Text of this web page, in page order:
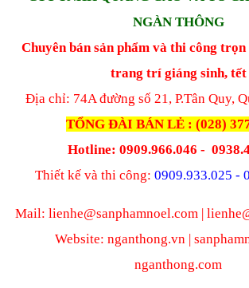
NGÀN THÔNG
Chuyên bán sản phẩm và thi công
trang trí giáng sinh, tết
Địa chỉ: 74A đường số 21, P.Tân Quy,
TỔNG ĐÀI BÁN LẺ : (028)
Hotline: 0909.966.046 -
Thiết kế và thi công: 0909.933.025 -
Mail: lienhe@sanphamnoel.com |
Website: nganthong.vn |
nganthong.com